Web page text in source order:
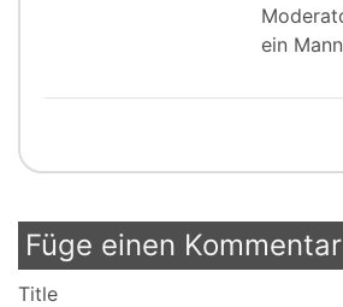
ein
Füge einen
Title